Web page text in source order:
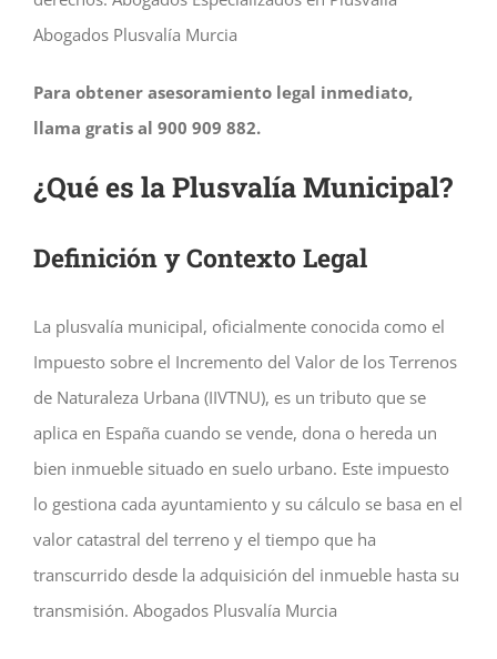
Abogados Plusvalía Murcia
Para obtener asesoramiento legal inmediato,
llama gratis al 900 909 882.
¿Qué es la Plusvalía Municipal?
Definición y Contexto Legal
La plusvalía municipal, oficialmente conocida como el
Impuesto sobre el Incremento del Valor de los Terrenos
de Naturaleza Urbana (IIVTNU), es un tributo que se
aplica en España cuando se vende, dona o hereda un
bien inmueble situado en suelo urbano. Este impuesto
lo gestiona cada ayuntamiento y su cálculo se basa en el
valor catastral del terreno y el tiempo que ha
transcurrido desde la adquisición del inmueble hasta su
transmisión. Abogados Plusvalía Murcia